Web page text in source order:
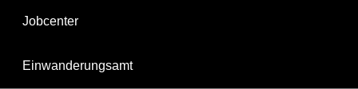
Jobcenter
Einwanderungsamt